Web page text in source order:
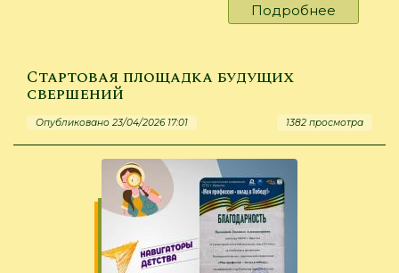
Подробнее
Не
деле
Стартовая площадка будущих
свершений
Опубликовано 23/04/2026 17:01 1382 просмотра